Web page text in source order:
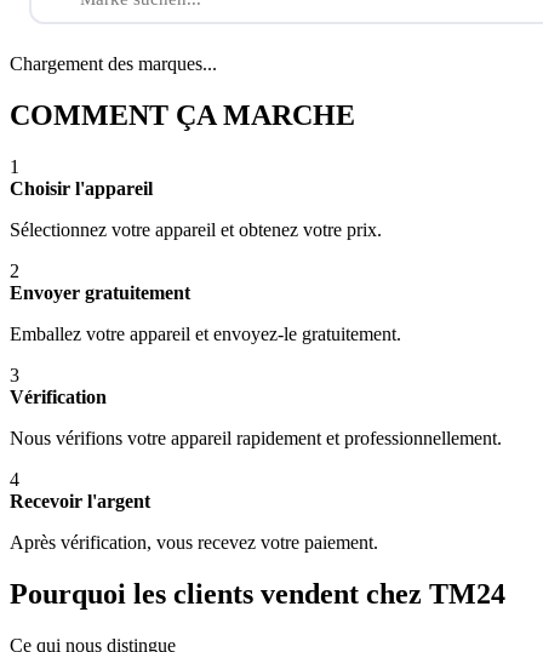
Chargement des marques...
COMMENT ÇA MARCHE
1
Choisir l'appareil
Sélectionnez votre appareil et obtenez votre prix.
2
Envoyer gratuitement
Emballez votre appareil et envoyez-le gratuitement.
3
Vérification
Nous vérifions votre appareil rapidement et professionnellement.
4
Recevoir l'argent
Après vérification, vous recevez votre paiement.
Pourquoi les clients vendent chez TM24
Ce qui nous distingue